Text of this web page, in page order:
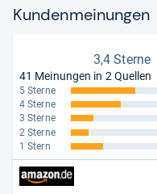
Kun­den­mei­nun­gen
3,4 Sterne
41 Meinungen in 2 Quellen
5 Sterne
4 Sterne
3 Sterne
2 Sterne
1 Stern